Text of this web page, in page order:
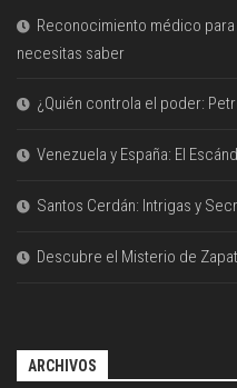
Reconocimiento médico
necesitas saber
¿Quién controla el poder:
Venezuela y España: El
Santos Cerdán: Intrigas y
Descubre el Misterio de
ARCHIVOS